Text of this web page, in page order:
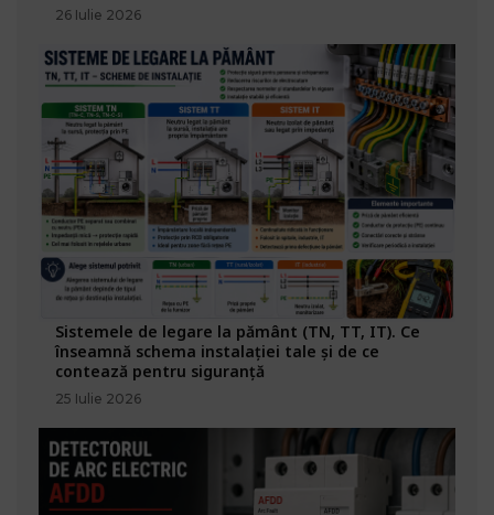
26 Iulie 2026
Sistemele de legare la pământ (TN, TT, IT). Ce
înseamnă schema instalației tale și de ce
contează pentru siguranță
25 Iulie 2026